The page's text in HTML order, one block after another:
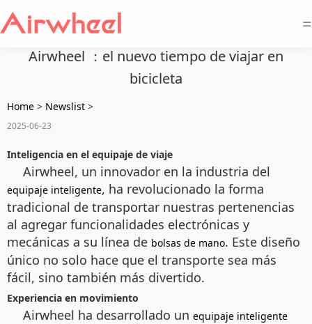
=
Airwheel ：el nuevo tiempo de viajar en
bicicleta
Home > Newslist >
2025-06-23
Inteligencia en el equipaje de viaje
Airwheel, un innovador en la industria del
equipaje inteligente, ha revolucionado la forma
tradicional de transportar nuestras pertenencias
al agregar funcionalidades electrónicas y
mecánicas a su línea de bolsas de mano. Este diseño
único no solo hace que el transporte sea más
fácil, sino también más divertido.
Experiencia en movimiento
Airwheel ha desarrollado un equipaje inteligente